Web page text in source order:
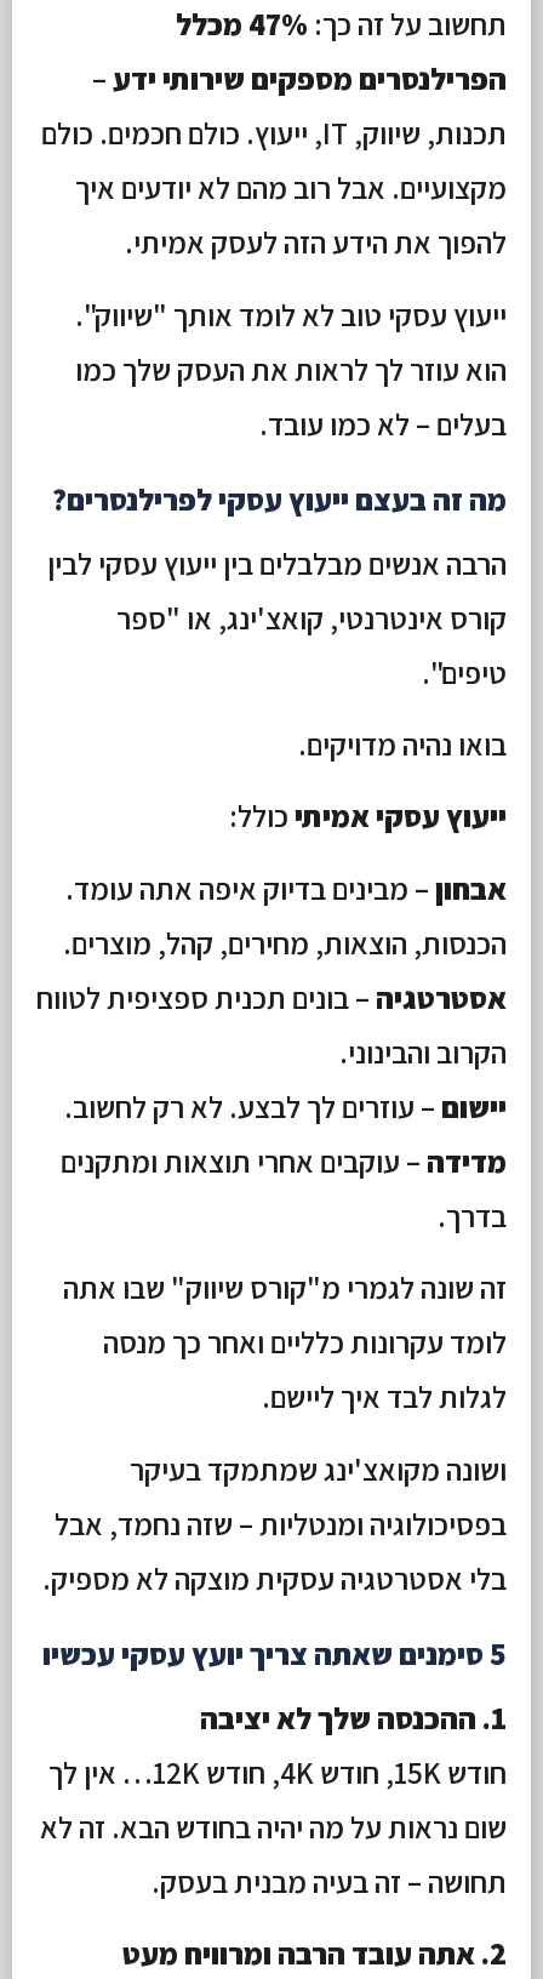
תחשוב על זה כך:
47% מכלל
הפרילנסרים מספקים שירותי ידע–
תכנות, שיווק, IT, ייעוץ. כולם חכמים. כולם
מקצועיים. אבל רוב מהם לא יודעים איך
להפוך את הידע הזה לעסק אמיתי.
ייעוץ עסקי טוב לא לומד אותך "שיווק".
הוא עוזר לך לראות את העסק שלך כמו
בעלים – לא כמו עובד.
מה זה בעצם ייעוץ עסקי לפרילנסרים?
הרבה אנשים מבלבלים בין ייעוץ עסקי לבין
קורס אינטרנטי, קואצ'ינג, או "ספר
טיפים".
בואו נהיה מדויקים.
ייעוץ עסקי אמיתיכולל:
אבחון– מבינים בדיוק איפה אתה עומד.
הכנסות, הוצאות, מחירים, קהל, מוצרים.
אסטרטגיה – בונים תכנית ספציפית לטווח
הקרוב והבינוני.
יישום – עוזרים לך לבצע. לא רק לחשוב.
מדידה – עוקבים אחרי תוצאות ומתקנים
בדרך.
זה שונה לגמרי מ"קורס שיווק" שבו אתה
לומד עקרונות כלליים ואחר כך מנסה
לגלות לבד איך ליישם.
ושונה מקואצ'ינג שמתמקד בעיקר
בפסיכולוגיה ומנטליות – שזה נחמד, אבל
בלי אסטרטגיה עסקית מוצקה לא מספיק.
5 סימנים שאתה צריך יועץ עסקי עכשיו
1. ההכנסה שלך לא יציבה
חודש 15K, חודש 4K, חודש 12K… אין לך
שום נראות על מה יהיה בחודש הבא. זה לא
תחושה – זה בעיה מבנית בעסק.
2. אתה עובד הרבה ומרוויח מעט